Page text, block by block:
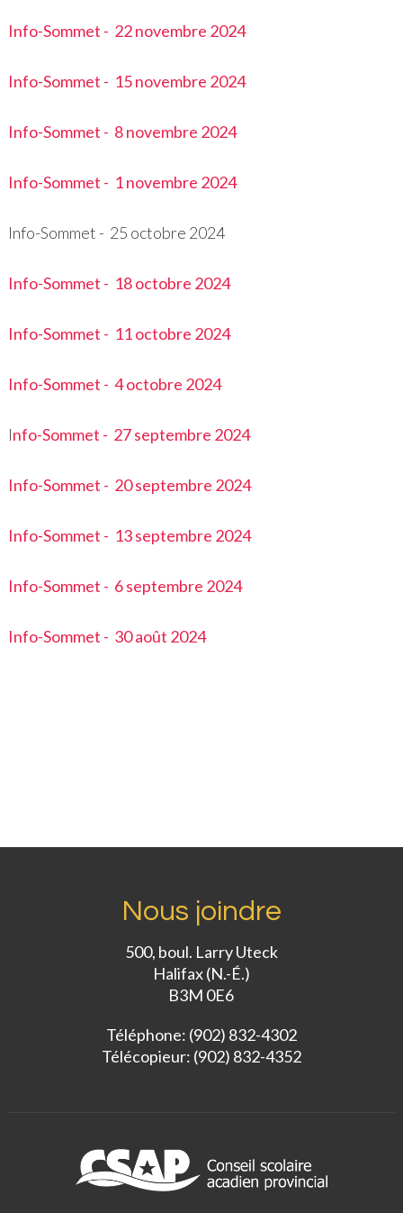
Info-Sommet - 22 novembre 2024
Info-Sommet - 15 novembre 2024
Info-Sommet - 8 novembre 2024
Info-Sommet - 1 novembre 2024
Info-Sommet - 25 octobre 2024
Info-Sommet - 18 octobre 2024
Info-Sommet - 11 octobre 2024
Info-Sommet - 4 octobre 2024
Info-Sommet - 27 septembre 2024
Info-Sommet - 20 septembre 2024
Info-Sommet - 13 septembre 2024
Info-Sommet - 6 septembre 2024
Info-Sommet - 30 août 2024
Nous joindre
500, boul. Larry Uteck
Halifax (N.-É.)
B3M 0E6
Téléphone: (902) 832-4302
Télécopieur: (902) 832-4352